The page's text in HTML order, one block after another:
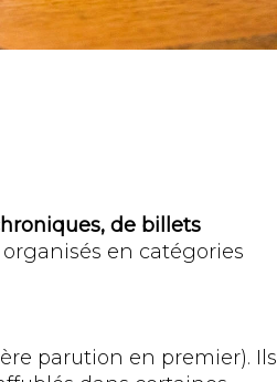
de billets
en catégories
parution en premier). Ils